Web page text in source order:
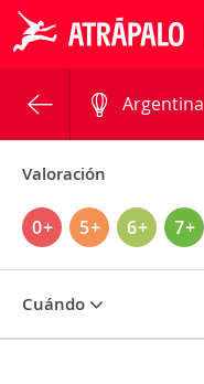
Argentina
Valoración
0+ 5+ 6+ 7+
Cuándo